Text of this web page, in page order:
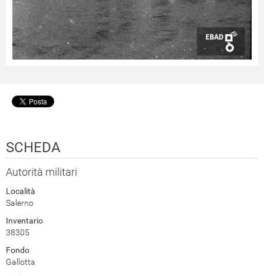
SCHEDA
Autorità militari
Località
Salerno
Inventario
38305
Fondo
Gallotta